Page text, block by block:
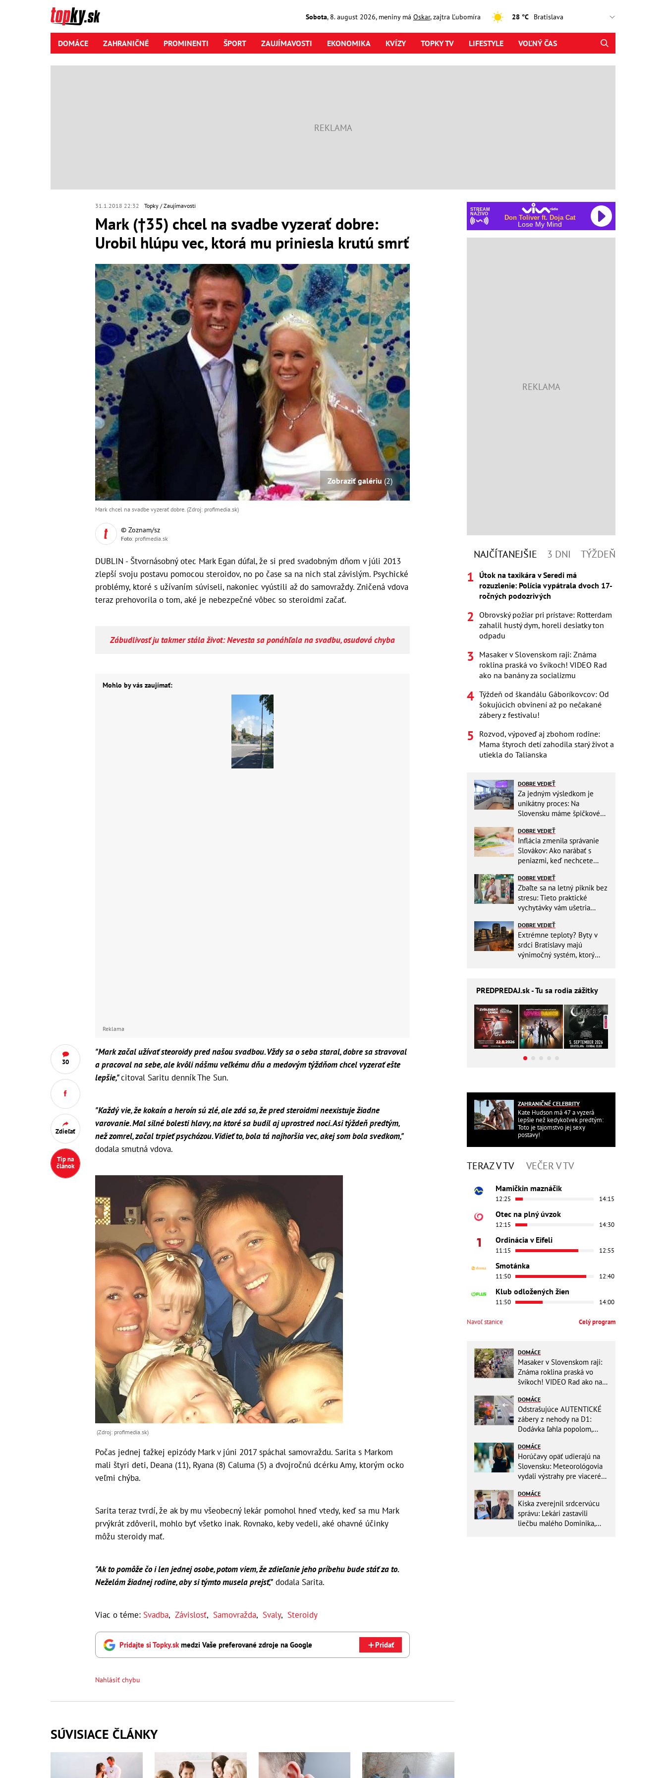
Sobota, 8. august2026, meniny má Oskar, zajtra Ľubomíra 28 °C
DOMÁCE ZAHRANIČNÉ PROMINENTI ŠPORT ZAUJÍMAVOSTI EKONOMIKA KVÍZY TOPKY TV LIFESTYLE VOĽNÝ ČAS
31.1.2018 22:32 Topky Zaujímavosti
Mark (†35) chcel na svadbe vyzerať dobre:
Urobil hlúpu vec, ktorá mu priniesla krutú smrť
30
Zdieľať
Tip na
článok
Zobraziť galériu (2)
Mark chcel na svadbe vyzerať dobre. (Zdroj: profimedia.sk)
© Zoznam/sz
Foto: profimedia.sk
DUBLIN - Štvornásobný otec Mark Egan dúfal, že si pred svadobným dňom v júli 2013
zlepší svoju postavu pomocou steroidov, no po čase sa na nich stal závislým. Psychické
problémy, ktoré s užívaním súviseli, nakoniec vyústili až do samovraždy. Zničená vdova
teraz prehovorila o tom, aké je nebezpečné vôbec so steroidmi začať.
Zábudlivosť ju takmer stála život: Nevesta sa ponáhľala na svadbu, osudová chyba
Mohlo by vás zaujímať:
Reklama
"Mark začal užívať steoroidy pred našou svadbou. Vždy sa o seba staral, dobre sa stravoval
a pracoval na sebe, ale kvôli nášmu veľkému dňu a medovým týždňom chcel vyzerať ešte
lepšie,"citoval Saritu denník The Sun.
"Každý vie, že kokaín a heroín sú zlé, ale zdá sa, že pred steroidmi neexistuje žiadne
varovanie. Mal silné bolesti hlavy, na ktoré sa budil aj uprostred noci. Asi týždeň predtým,
než zomrel, začal trpieť psychózou. Vidieť to, bola tá najhoršia vec, akej som bola svedkom,"
dodala smutná vdova.
(Zdroj: profimedia.sk)
Počas jednej ťažkej epizódy Mark v júni 2017 spáchal samovraždu. Sarita s Markom
mali štyri deti, Deana (11), Ryana (8) Caluma (5) a dvojročnú dcérku Amy, ktorým ocko
veľmi chýba.
Sarita teraz tvrdí, že ak by mu všeobecný lekár pomohol hneď vtedy, keď sa mu Mark
prvýkrát zdôveril, mohlo byť všetko inak. Rovnako, keby vedeli, aké ohavné účinky
môžu steroidy mať.
"Ak to pomôže čo i len jednej osobe, potom viem, že zdieľanie jeho príbehu bude stáť za to.
Neželám žiadnej rodine, aby si týmto musela prejsť," dodala Sarita.
Viac o téme: Svadba, Závislosť, Samovražda, Svaly, Steroidy
Pridajte si Topky.sk medzi Vaše preferované zdroje na Google Pridať
Nahlásiť chybu
SÚVISIACE ČLÁNKY
STREAM
NAŽIVO
Don Toliver ft. Doja Cat
Lose My Mind
NAJČÍTANEJŠIE 3 DNI TÝŽDEŇ
Útok na taxikára v Seredi má
rozuzlenie: Polícia vypátrala dvoch 17-
ročných podozrivých
Obrovský požiar pri prístave: Rotterdam
zahalil hustý dym, horeli desiatky ton
odpadu
Masaker v Slovenskom raji: Známa
roklina praská vo švíkoch! VIDEO Rad
ako na banány za socializmu
Týždeň od škandálu Gáboríkovcov: Od
šokujúcich obvinení až po nečakané
zábery z festivalu!
Rozvod, výpoveď aj zbohom rodine:
Mama štyroch detí zahodila starý život a
utiekla do Talianska
DOBRE VEDIEŤ
Za jedným výsledkom je
unikátny proces: Na
Slovensku máme špičkové
DOBRE VEDIEŤ
Inflácia zmenila správanie
Slovákov: Ako narábať s
peniazmi, keď nechcete
DOBRE VEDIEŤ
Zbaľte sa na letný piknik bez
stresu: Tieto praktické
vychytávky vám ušetria
DOBRE VEDIEŤ
Extrémne teploty? Byty v
srdci Bratislavy majú
výnimočný systém, ktorý
PREDPREDAJ.sk - Tu sa rodia zážitky
ZAHRANIČNÉ CELEBRITY
Kate Hudson má 47 a vyzerá
lepšie než kedykoľvek predtým:
Toto je tajomstvo jej sexy
postavy!
TERAZ V TV VEČER V TV
Mamičkin maznáčik
12:25 14:15
Otec na plný úvzok
12:15 14:30
Ordinácia v Eifeli
11:15 12:55
Smotánka
11:50 12:40
Klub odložených žien
11:50 14:00
Navoľ stanice Celý program
DOMÁCE
Masaker v Slovenskom raji:
Známa roklina praská vo
švíkoch! VIDEO Rad ako na
DOMÁCE
Odstrašujúce AUTENTICKÉ
zábery z nehody na D1:
Dodávka ľahla popolom,
zachraňoval vrtuľník
DOMÁCE
Horúčavy opäť udierajú na
Slovensku: Meteorológovia
vydali výstrahy pre viaceré
DOMÁCE
Kiska zverejnil srdcervúcu
správu: Lekári zastavili
liečbu malého Dominika,